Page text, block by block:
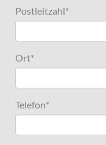
Postleitzahl*
Ort*
Telefon*